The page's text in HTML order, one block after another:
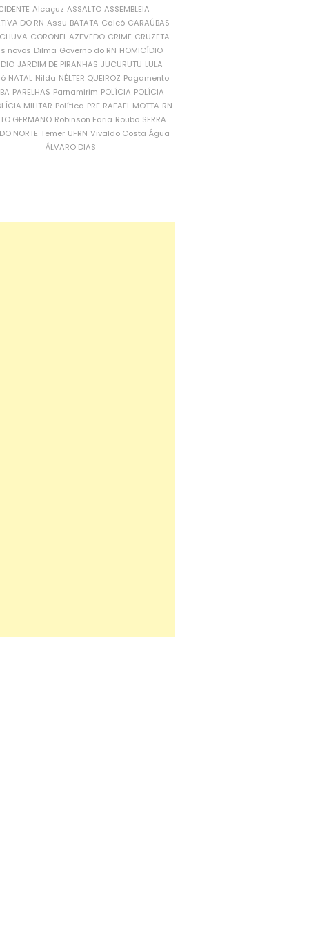
Alcaçuz ASSALTO ASSEMBLEIA
DO RN Assu BATATA Caicó CARAÚBAS
CORONEL AZEVEDO CRIME CRUZETA
novos Dilma Governo do RN HOMICÍDIO
JARDIM DE PIRANHAS JUCURUTU LULA
NATAL Nilda NÉLTER QUEIROZ Pagamento
PARELHAS Parnamirim POLÍCIA POLÍCIA
MILITAR Política PRF RAFAEL MOTTA RN
GERMANO Robinson Faria Roubo SERRA
NORTE Temer UFRN Vivaldo Costa Água
ÁLVARO DIAS